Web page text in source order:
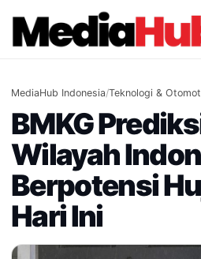
content
MediaHub Indonesia/Teknologi &
BMKG
Wilayah
Berpotensi
Hari Ini